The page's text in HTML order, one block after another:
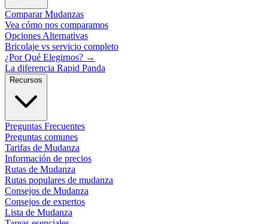
Comparar Mudanzas
Vea cómo nos comparamos
Opciones Alternativas
Bricolaje vs servicio completo
¿Por Qué Elegirnos? →
La diferencia Rapid Panda
Recursos
Preguntas Frecuentes
Preguntas comunes
Tarifas de Mudanza
Información de precios
Rutas de Mudanza
Rutas populares de mudanza
Consejos de Mudanza
Consejos de expertos
Lista de Mudanza